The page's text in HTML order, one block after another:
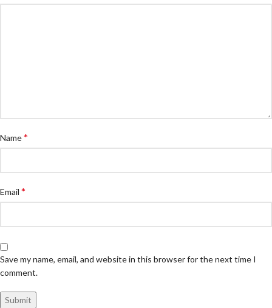
Name*
Email *
Save my name, email, and website in this browser for the next time I
comment.